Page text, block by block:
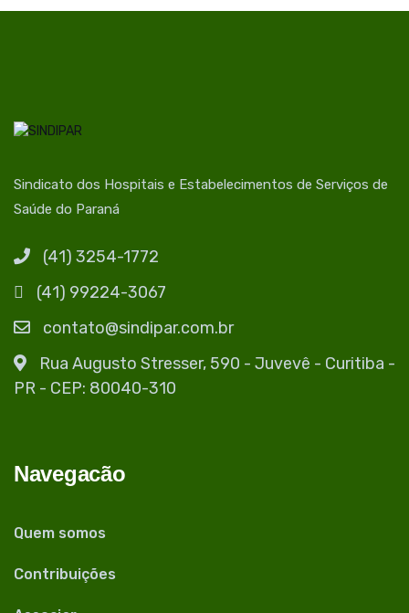
Sindicato dos Hospitais e Estabelecimentos de Serviços de
Saúde do Paraná
(41) 3254-1772
(41) 99224-3067
contato@sindipar.com.br
Rua Augusto Stresser, 590 - Juvevê - Curitiba -
PR - CEP: 80040-310
Navegacão
Quem somos
Contribuições